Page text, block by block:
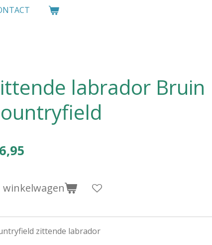
labrador Bruin
winkelwagen
zittende labrador